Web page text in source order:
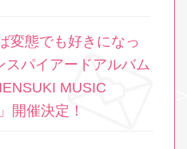
変態でも好きになっ
スパイアードアルバム
MUSIC
開催決定！